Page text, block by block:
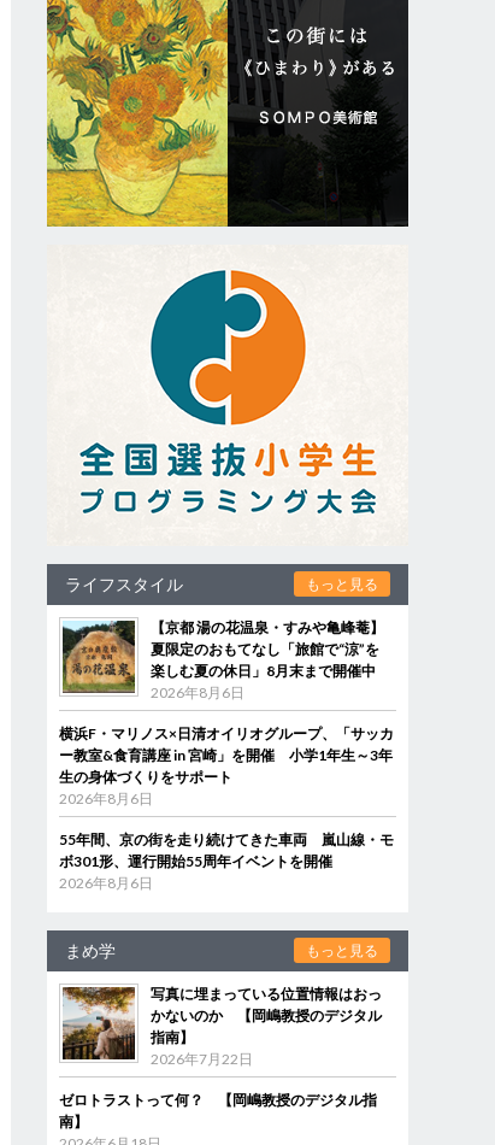
ライフスタイル もっと見る
【京都 湯の花温泉・すみや亀峰菴】
夏限定のおもてなし「旅館で“涼”を
楽しむ夏の休日」8月末まで開催中
2026年8月6日
横浜F・マリノス×日清オイリオグループ、「サッカ
ー教室&食育講座 in 宮崎」を開催 小学1年生～3年
生の身体づくりをサポート
2026年8月6日
55年間、京の街を走り続けてきた車両 嵐山線・モ
ボ301形、運行開始55周年イベントを開催
2026年8月6日
まめ学 もっと見る
写真に埋まっている位置情報はおっ
かないのか 【岡嶋教授のデジタル
指南】
2026年7月22日
ゼロトラストって何？ 【岡嶋教授のデジタル指
南】